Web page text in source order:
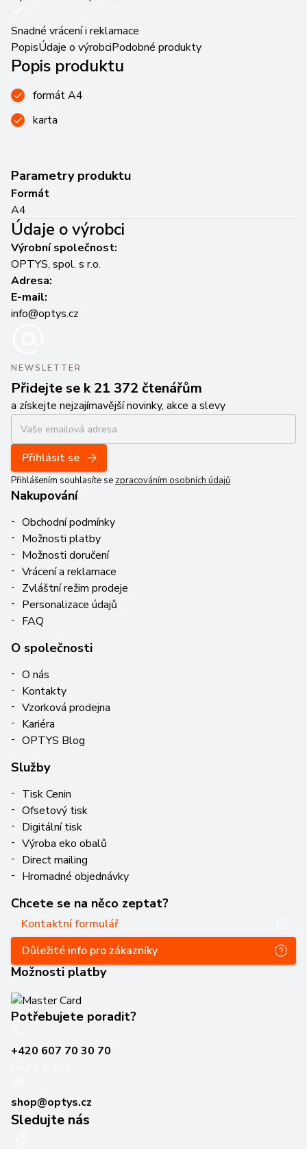
Snadné vrácení i reklamace
PopisÚdaje o výrobciPodobné produkty
Popis produktu
formát A4
karta
Parametry produktu
Formát
A4
Údaje o výrobci
Výrobní společnost:
OPTYS, spol. s r.o.
Adresa:
E-mail:
info@optys.cz
NEWSLETTER
Přidejte se k 21 372 čtenářům
a získejte nejzajímavější novinky, akce a slevy
Přihlásit se
Přihlášením souhlasíte se zpracováním osobních údajů
Nakupování
Obchodní podmínky
Možnosti platby
Možnosti doručení
Vrácení a reklamace
Zvláštní režim prodeje
Personalizace údajů
FAQ
O společnosti
O nás
Kontakty
Vzorková prodejna
Kariéra
OPTYS Blog
Služby
Tisk Cenin
Ofsetový tisk
Digitální tisk
Výroba eko obalů
Direct mailing
Hromadné objednávky
Chcete se na něco zeptat?
Kontaktní formulář
Důležité info pro zákazníky
Možnosti platby
Potřebujete poradit?
+420 607 70 30 70
shop@optys.cz
Sledujte nás